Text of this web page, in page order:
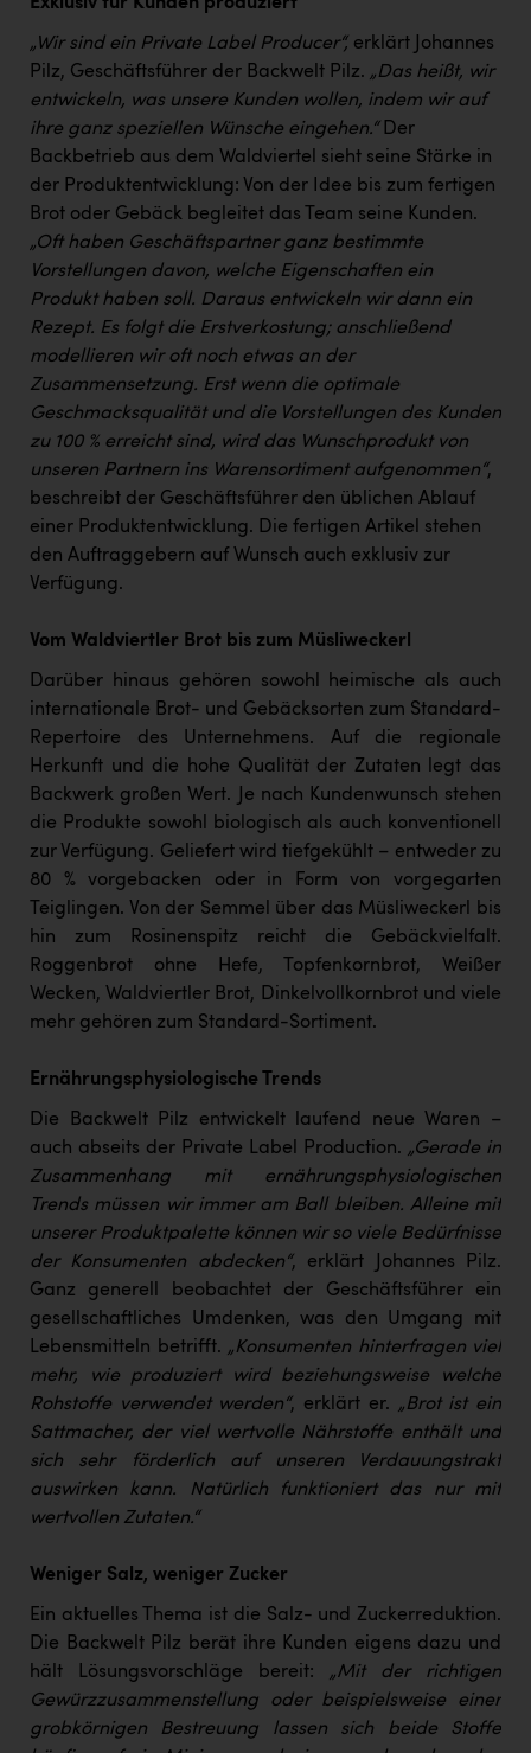
Österreichischer Kachelofenverband
Orlen
Passage Linz
PÜSPÖK
RE/MAX Welcome
Resch&Frisch
RUBBLE MASTER
Ruderclub Wels
SCRI - Salzburg Cancer Research Institute
SCHMACHTL GmbH
Schwingshandl - automation technology gmbh
TCL
TGW Logistics
TRAILOMAT & Cycling Austria
VERITAS
Vier Diamanten
Vorlagenportal
Wir besiegen Krebs
Wirtschaftskammer OÖ
ZULuft - Zukunft Luft Austria
Österreichisches Hebammengremium
Wirtschaftskammer OÖ Energiehandel
Dopgas
kunden basics
kontakt
Exklusiv für Kunden produziert
„Wir sind ein Private Label Producer“, erklärt Johannes
Pilz, Geschäftsführer der Backwelt Pilz. „Das heißt, wir
entwickeln, was unsere Kunden wollen, indem wir auf
ihre ganz speziellen Wünsche eingehen.“Der
Backbetrieb aus dem Waldviertel sieht seine Stärke in
der Produktentwicklung: Von der Idee bis zum fertigen
Brot oder Gebäck begleitet das Team seine Kunden.
„Oft haben Geschäftspartner ganz bestimmte
Vorstellungen davon, welche Eigenschaften ein
Produkt haben soll. Daraus entwickeln wir dann ein
Rezept. Es folgt die Erstverkostung; anschließend
modellieren wir oft noch etwas an der
Zusammensetzung. Erst wenn die optimale
Geschmacksqualität und die Vorstellungen des Kunden
zu 100 % erreicht sind, wird das Wunschprodukt von
unseren Partnern ins Warensortiment aufgenommen“,
beschreibt der Geschäftsführer den üblichen Ablauf
einer Produktentwicklung. Die fertigen Artikel stehen
den Auftraggebern auf Wunsch auch exklusiv zur
Verfügung.
Vom Waldviertler Brot bis zum Müsliweckerl
Darüber hinaus gehören sowohl heimische als auch
internationale Brot- und Gebäcksorten zum Standard-
Repertoire des Unternehmens. Auf die regionale
Herkunft und die hohe Qualität der Zutaten legt das
Backwerk großen Wert. Je nach Kundenwunsch stehen
die Produkte sowohl biologisch als auch konventionell
zur Verfügung. Geliefert wird tiefgekühlt – entweder zu
80 % vorgebacken oder in Form von vorgegarten
Teiglingen. Von der Semmel über das Müsliweckerl bis
hin zum Rosinenspitz reicht die Gebäckvielfalt.
Roggenbrot ohne Hefe, Topfenkornbrot, Weißer
Wecken, Waldviertler Brot, Dinkelvollkornbrot und viele
mehr gehören zum Standard-Sortiment.
Ernährungsphysiologische Trends
Die Backwelt Pilz entwickelt laufend neue Waren –
auch abseits der Private Label Production. „Gerade in
Zusammenhang mit ernährungsphysiologischen
Trends müssen wir immer am Ball bleiben. Alleine mit
unserer Produktpalette können wir so viele Bedürfnisse
der Konsumenten abdecken“, erklärt Johannes Pilz.
Ganz generell beobachtet der Geschäftsführer ein
gesellschaftliches Umdenken, was den Umgang mit
Lebensmitteln betrifft. „Konsumenten hinterfragen viel
mehr, wie produziert wird beziehungsweise welche
Rohstoffe verwendet werden“, erklärt er. „Brot ist ein
Sattmacher, der viel wertvolle Nährstoffe enthält und
sich sehr förderlich auf unseren Verdauungstrakt
auswirken kann. Natürlich funktioniert das nur mit
wertvollen Zutaten.“
Weniger Salz, weniger Zucker
Ein aktuelles Thema ist die Salz- und Zuckerreduktion.
Die Backwelt Pilz berät ihre Kunden eigens dazu und
hält Lösungsvorschläge bereit: „Mit der richtigen
Gewürzzusammenstellung oder beispielsweise einer
grobkörnigen Bestreuung lassen sich beide Stoffe